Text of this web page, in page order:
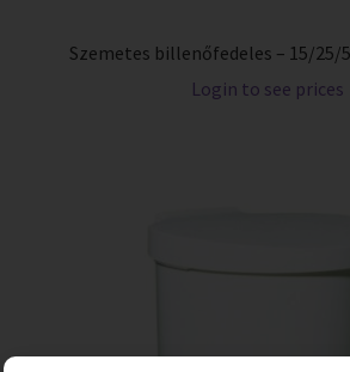
Szemetes billenőfedeles – 15/
Login to see prices